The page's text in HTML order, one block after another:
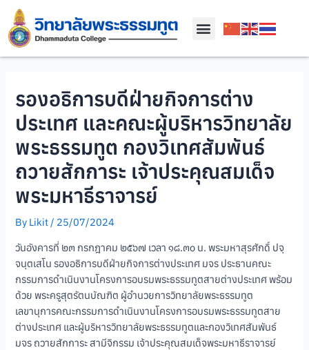
รองอธิการบดีฝ่ายกิจการต่าง
ประเทศ และคณะผู้บริหารวิทยาลัย
พระธรรมทูต กองวิเทศสัมพันธ์
ถวายสักการะ เจ้าประคุณสมเด็จ
พระมหาธีราจารย์
By Likit / 25/07/2024
วันอังคารที่ ๒๓ กรกฎาคม ๒๕๖๗ เวลา ๑๘.๓๐ น. พระมหาสุรศักดิ์ ปจฺ
จนฺตเสโน รองอธิการบดีฝ่ายกิจการต่างประเทศ มจร ประธานคณะ
กรรมการดำเนินงานโครงการอบรมพระธรรมทูตสายต่างประเทศ พร้อม
ด้วย พระครูสุตรัตนบัณฑิต ผู้อำนวยการวิทยาลัยพระธรรมทูต
เลขานุการคณะกรรมการดำเนินงานโครงการอบรมพระธรรมทูตสาย
ต่างประเทศ และผู้บริหารวิทยาลัยพระธรรมทูตและกองวิเทศสัมพันธ์
มจร ถวายสักการะ สามีจิกรรม เจ้าประคุณสมเด็จพระมหาธีราจารย์